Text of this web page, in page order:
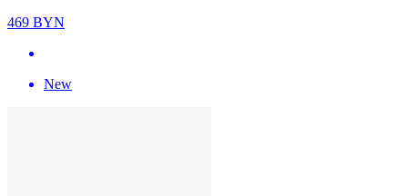
469 BYN
New